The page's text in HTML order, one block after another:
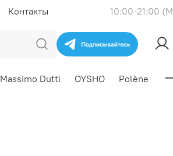
Контакты 10:00-21:00
Massimo Dutti OYSHO Polène